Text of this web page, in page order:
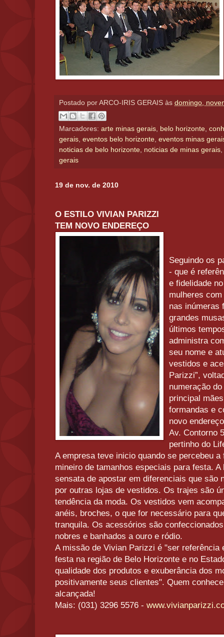
Postado por ARCO-IRIS GERAIS às domingo,
Marcadores: arte minas gerais belo horizonte
gerais eventos belo horizonte eventos minas
noticias de belo horizonte noticias de minas gerais
gerais
19 de nov. de 2010
O ESTILO VIVIAN PARIZZI
TEM NOVO ENDEREÇO
Seguindo os
- que é
e fidelidade
mulheres
nas inúmeras
grandes
últimos
administra
seu nome e
vestidos e
Parizzi”,
numeração
principal
formandas e
novo
Av. Contorno
pertinho do
A empresa teve inicio quando se percebeu
mineiro de tamanhos especiais para festa.
sensata de apostar em diferenciais que são
por outras lojas de vestidos. Os trajes são
tendência da moda. Os vestidos vem
anéis, broches, o que for necessário para
tranquila. Os acessórios são
nobres e banhados a ouro e ródio.
A missão de Vivian Parizzi é "ser referência
festa na região de Belo Horizonte e no
qualidade dos produtos e exuberância dos
positivamente seus clientes". Quem
alcançada!
Mais: (031) 3296 5576 -